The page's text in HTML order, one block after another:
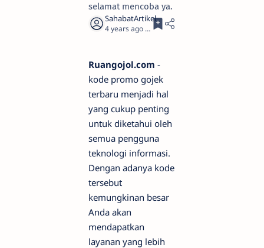
selamat mencoba ya.
4 years ago 6
Ruangojol.com -
kode promo gojek
terbaru menjadi hal
yang cukup penting
untuk diketahui oleh
semua pengguna
teknologi informasi.
Dengan adanya kode
tersebut
kemungkinan besar
Anda akan
mendapatkan
layanan yang lebih